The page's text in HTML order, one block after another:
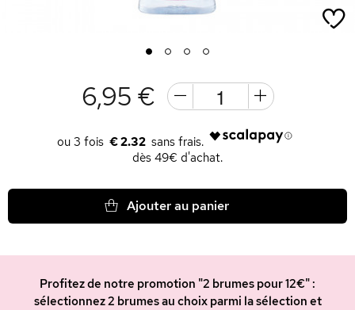
1 2 3 4
6,95 €
€ 2.32
dès 49€ d'achat.
Ajouter au panier
Profitez de notre promotion "2 brumes pour 12€" :
sélectionnez 2 brumes au choix parmi la sélection et